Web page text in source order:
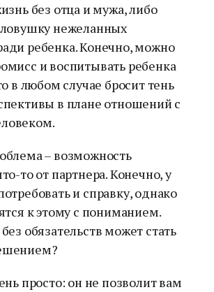
без отца и мужа, либо
нежеланных
ребенка. Конечно, можно
и воспитывать ребенка
в любом случае бросит тень
в плане отношений с
– возможность
то от партнера. Конечно, у
и справку, однако
к этому с пониманием.
обязательств может стать
просто: он не позволит вам